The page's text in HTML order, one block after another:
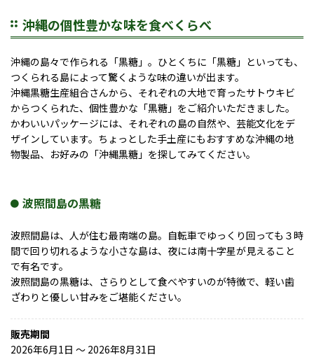
沖縄の個性豊かな味を食べくらべ
沖縄の島々で作られる「黒糖」。ひとくちに「黒糖」といっても、
つくられる島によって驚くような味の違いが出ます。
沖縄黒糖生産組合さんから、それぞれの大地で育ったサトウキビ
からつくられた、個性豊かな「黒糖」をご紹介いただきました。
かわいいパッケージには、それぞれの島の自然や、芸能文化をデ
ザインしています。ちょっとした手土産にもおすすめな沖縄の地
物製品、お好みの「沖縄黒糖」を探してみてください。
波照間島の黒糖
波照間島は、人が住む最南端の島。自転車でゆっくり回っても３時
間で回り切れるような小さな島は、夜には南十字星が見えること
で有名です。
波照間島の黒糖は、さらりとして食べやすいのが特徴で、軽い歯
ざわりと優しい甘みをご堪能ください。
販売期間
2026年6月1日 〜 2026年8月31日